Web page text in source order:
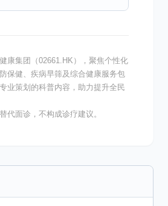
康集团（02661.HK），聚焦个性化
保健、疾病早筛及综合健康服务包
业策划的科普内容，助力提升全民
代面诊，不构成诊疗建议。